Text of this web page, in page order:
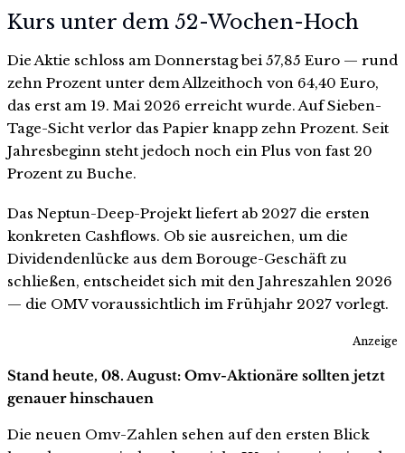
Kurs unter dem 52-Wochen-Hoch
Die Aktie schloss am Donnerstag bei 57,85 Euro — rund
zehn Prozent unter dem Allzeithoch von 64,40 Euro,
das erst am 19. Mai 2026 erreicht wurde. Auf Sieben-
Tage-Sicht verlor das Papier knapp zehn Prozent. Seit
Jahresbeginn steht jedoch noch ein Plus von fast 20
Prozent zu Buche.
Das Neptun-Deep-Projekt liefert ab 2027 die ersten
konkreten Cashflows. Ob sie ausreichen, um die
Dividendenlücke aus dem Borouge-Geschäft zu
schließen, entscheidet sich mit den Jahreszahlen 2026
— die OMV voraussichtlich im Frühjahr 2027 vorlegt.
Anzeige
Stand heute, 08. August: Omv-Aktionäre sollten jetzt
genauer hinschauen
Die neuen Omv-Zahlen sehen auf den ersten Blick